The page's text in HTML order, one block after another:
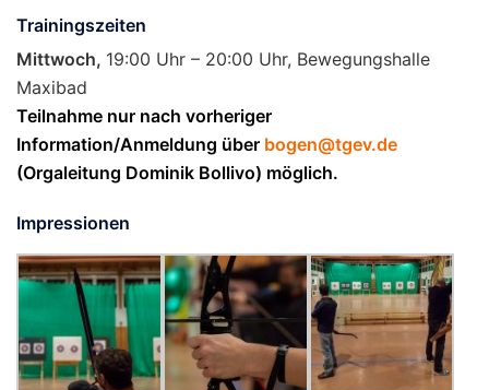
Trainingszeiten
Mittwoch, 19:00 Uhr – 20:00 Uhr, Bewegungshalle
Maxibad
Teilnahme nur nach vorheriger
Information/Anmeldung über bogen@tgev.de
(Orgaleitung Dominik Bollivo) möglich.
Impressionen